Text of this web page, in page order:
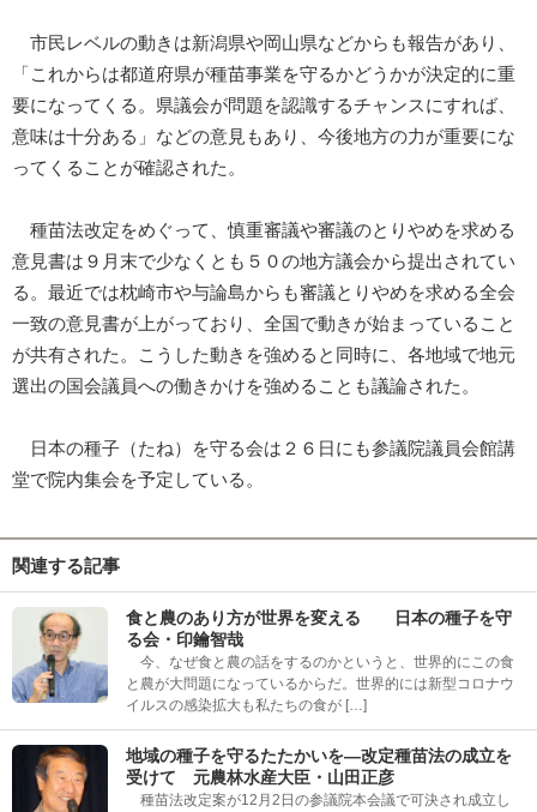
市民レベルの動きは新潟県や岡山県などからも報告があり、
「これからは都道府県が種苗事業を守るかどうかが決定的に重
要になってくる。県議会が問題を認識するチャンスにすれば、
意味は十分ある」などの意見もあり、今後地方の力が重要にな
ってくることが確認された。
種苗法改定をめぐって、慎重審議や審議のとりやめを求める
意見書は９月末で少なくとも５０の地方議会から提出されてい
る。最近では枕崎市や与論島からも審議とりやめを求める全会
一致の意見書が上がっており、全国で動きが始まっていること
が共有された。こうした動きを強めると同時に、各地域で地元
選出の国会議員への働きかけを強めることも議論された。
日本の種子（たね）を守る会は２６日にも参議院議員会館講
堂で院内集会を予定している。
関連する記事
食と農のあり方が世界を変える 日本の種子を守
る会・印鑰智哉
今、なぜ食と農の話をするのかというと、世界的にこの食
と農が大問題になっているからだ。世界的には新型コロナウ
イルスの感染拡大も私たちの食が […]
地域の種子を守るたたかいを―改定種苗法の成立を
受けて 元農林水産大臣・山田正彦
種苗法改定案が12月2日の参議院本会議で可決され成立し